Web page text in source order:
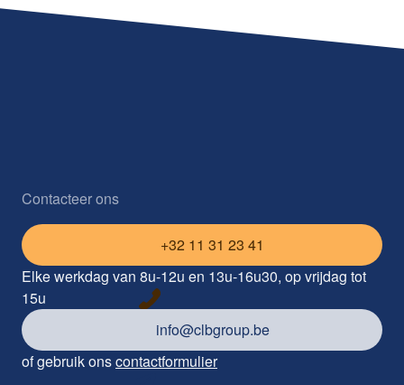
Contacteer ons
+32 11 31 23 41
Elke werkdag van 8u-12u en 13u-16u30, op vrijdag tot
15u
info@clbgroup.be
of gebruik onscontactformulier